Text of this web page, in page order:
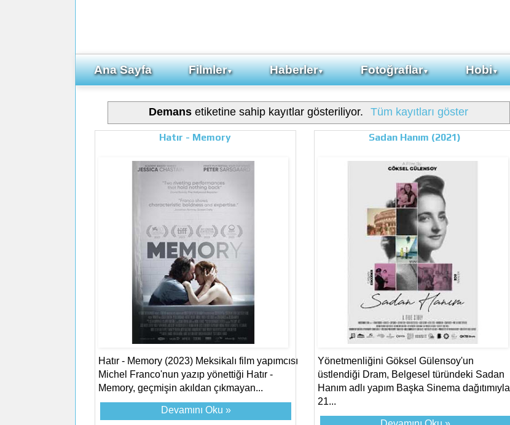
Ana Sayfa Filmler▼ Haberler▼ Fotoğraflar▼ Hobi▼
Demansetiketine sahip kayıtlar gösteriliyor. Tüm kayıtları göster
Hatır - Memory
Hatır - Memory (2023) Meksikalı film yapımcısı
Michel Franco'nun yazıp yönettiği Hatır -
Memory, geçmişin akıldan çıkmayan...
Devamını Oku »
Sadan Hanım (2021)
Yönetmenliğini Göksel Gülensoy'un
üstlendiği Dram, Belgesel türündeki Sadan
Hanım adlı yapım Başka Sinema dağıtımıyla
21...